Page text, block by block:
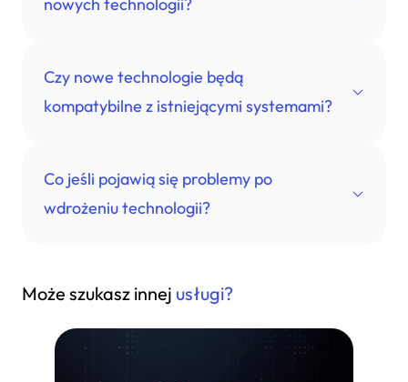
Czas wdrożenia zależy od skali projektu i wybranych
technologii. Zazwyczaj proces wdrożenia trwa od kilku
tygodni do kilku miesięcy. Przed rozpoczęciem prac
Czy nowe technologie będą
kompatybilne z istniejącymi systemami?
Tak, zapewniamy pełną integrację nowych technologii z
obecnymi systemami i procesami w Twojej firmie. Przed
wdrożeniem przeprowadzamy szczegółową analizę
Co jeśli pojawią się problemy po
wdrożeniu technologii?
aby rozwiązywać wszelkie problemy, które mogą
pomóc w rozwiązywaniu problemów i wprowadzać
Może szukasz innej usługi?